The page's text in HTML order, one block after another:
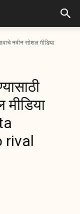
नवीन सोशल मीडिया
rival